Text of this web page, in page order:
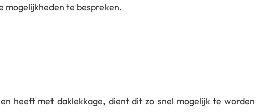
mogelijkheden te bespreken.
heeft met daklekkage, dient dit zo snel mogelijk te worden